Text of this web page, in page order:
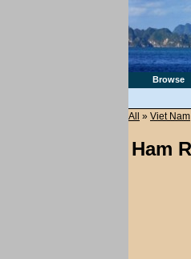
Browse
All » Viet Nam
Ham